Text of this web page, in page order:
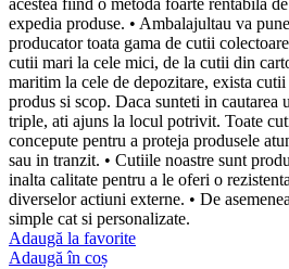
acestea fiind o metoda foarte rentabila
expedia produse. • Ambalajultau va
producator toata gama de cutii
cutii mari la cele mici, de la cutii din
maritim la cele de depozitare, exista
produs si scop. Daca sunteti in cautarea
triple, ati ajuns la locul potrivit. Toate
concepute pentru a proteja produsele
sau in tranzit. • Cutiile noastre sunt
inalta calitate pentru a le oferi o
diverselor actiuni externe. • De
simple cat si personalizate.
Adaugă la favorite
Adaugă în coș